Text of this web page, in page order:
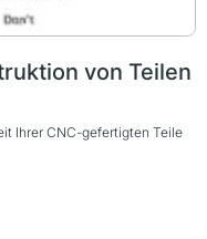
von Teilen
Ihrer CNC-gefertigten Teile